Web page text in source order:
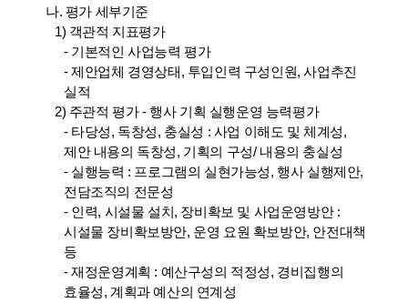
나. 평가 세부기준
1) 객관적 지표평가
- 기본적인 사업능력 평가
- 제안업체 경영상태, 투입인력 구성인원, 사업추진
실적
2) 주관적 평가 - 행사 기획 실행운영 능력평가
- 타당성, 독창성, 충실성 : 사업 이해도 및 체계성,
제안 내용의 독창성, 기획의 구성/ 내용의 충실성
- 실행능력 : 프로그램의 실현가능성, 행사 실행제안,
전담조직의 전문성
- 인력, 시설물 설치, 장비확보 및 사업운영방안 :
시설물 장비확보방안, 운영 요원 확보방안, 안전대책
등
- 재정운영계획 : 예산구성의 적정성, 경비집행의
효율성, 계획과 예산의 연계성